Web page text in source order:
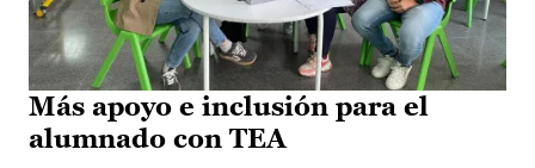
Más apoyo e inclusión para el
alumnado con TEA